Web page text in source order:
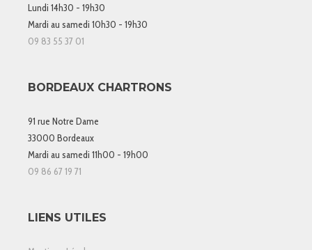
Lundi 14h30 - 19h30
Mardi au samedi 10h30 - 19h30
09 83 55 37 01
BORDEAUX CHARTRONS
91 rue Notre Dame
33000 Bordeaux
Mardi au samedi 11h00 - 19h00
09 86 67 19 71
LIENS UTILES